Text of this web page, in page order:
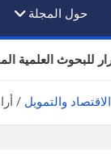
حول المجلة
مجلة القرار للبحوث العلمية
الاقتصاد والتمويل